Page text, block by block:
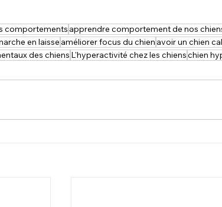
comportements apprendre comportement de nos
en laisse améliorer focus du chien avoir un chien
des chiens L'hyperactivité chez les chienschien